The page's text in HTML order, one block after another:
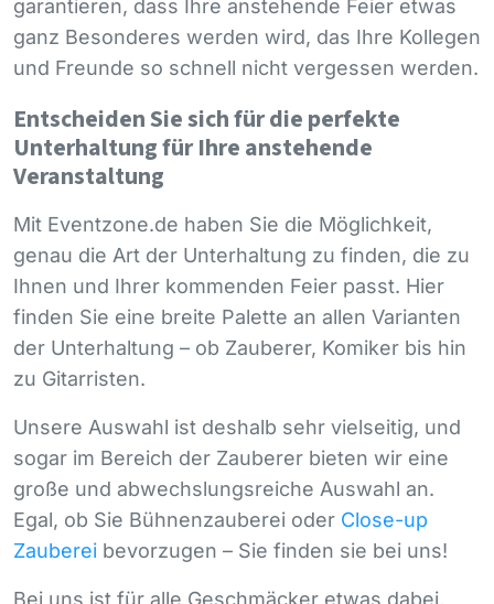
garantieren, dass Ihre anstehende Feier etwas
ganz Besonderes werden wird, das Ihre Kollegen
und Freunde so schnell nicht vergessen werden.
Entscheiden Sie sich für die perfekte
Unterhaltung für Ihre anstehende
Veranstaltung
Mit Eventzone.de haben Sie die Möglichkeit,
genau die Art der Unterhaltung zu finden, die zu
Ihnen und Ihrer kommenden Feier passt. Hier
finden Sie eine breite Palette an allen Varianten
der Unterhaltung – ob Zauberer, Komiker bis hin
zu Gitarristen.
Unsere Auswahl ist deshalb sehr vielseitig, und
sogar im Bereich der Zauberer bieten wir eine
große und abwechslungsreiche Auswahl an.
Egal, ob Sie Bühnenzauberei oder Close-up
Zauberei bevorzugen – Sie finden sie bei uns!
Bei uns ist für alle Geschmäcker etwas dabei,